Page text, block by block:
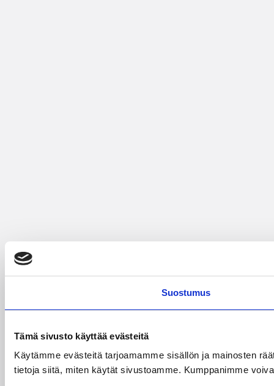
Suostumus
Tämä sivusto käyttää evästeitä
Käytämme evästeitä tarjoamamme sisällön ja mainosten
tietoja siitä, miten käytät sivustoamme. Kumppanimme